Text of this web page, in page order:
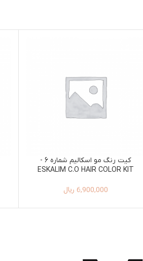
کیت رنگ مو اسکالیم شماره 6 -
ESKALIM C.O HAIR COLOR KIT
6,900,000 ریال